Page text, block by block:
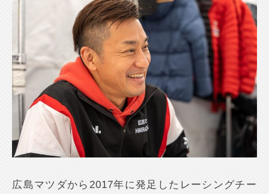
広島マツダから2017年に発足したレーシングチー